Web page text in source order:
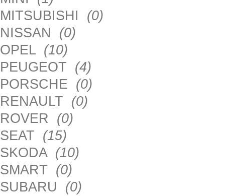
MITSUBISHI (0)
NISSAN (0)
OPEL (10)
PEUGEOT (4)
PORSCHE (0)
RENAULT (0)
ROVER (0)
SEAT (15)
SKODA (10)
SMART (0)
SUBARU (0)